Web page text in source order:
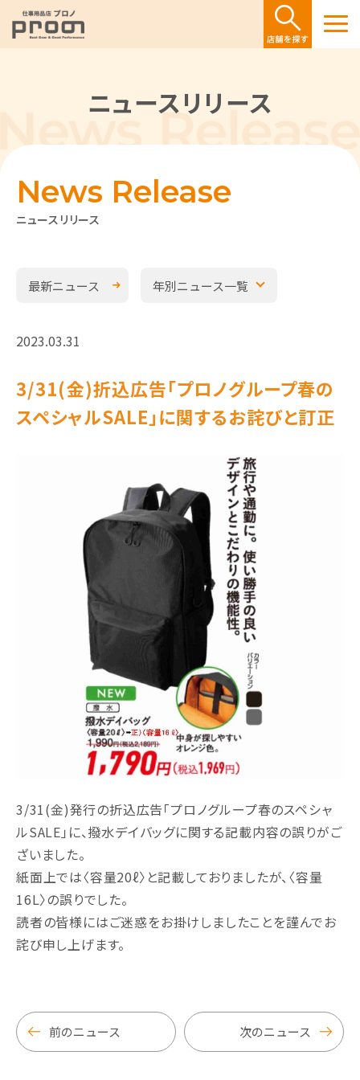
ニュースリリース
ニュースリリース
News Release
最新ニュース 年別ニュース一覧
2023.03.31
3/31(金)折込広告「プロノグループ春の
スペシャルSALE」に関するお詫びと訂正
3/31(金)発行の折込広告「プロノグループ春のスペシャ
ルSALE」に、撥水デイバッグに関する記載内容の誤りがご
ざいました。
紙面上では〈容量20ℓ〉と記載しておりましたが、〈容量
16L〉の誤りでした。
読者の皆様にはご迷惑をお掛けしましたことを謹んでお
詫び申し上げます。
前のニュース 次のニュース